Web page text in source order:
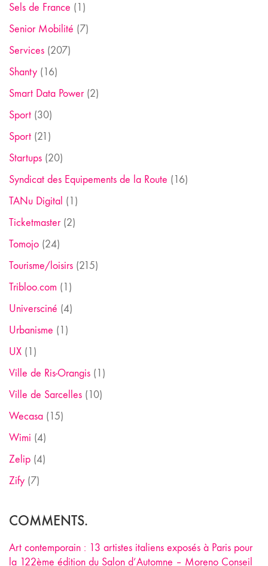
Sels de France (1)
Senior Mobilité (7)
Services (207)
Shanty (16)
Smart Data Power(2)
Sport (30)
Sport (21)
Startups (20)
Syndicat des Equipements de la Route (16)
TANu Digital (1)
Ticketmaster(2)
Tomojo (24)
Tourisme/loisirs (215)
Tribloo.com (1)
Universciné (4)
Urbanisme (1)
UX (1)
Ville de Ris-Orangis (1)
Ville de Sarcelles (10)
Wecasa (15)
Wimi (4)
Zelip (4)
Zify (7)
COMMENTS.
Art contemporain : 13 artistes italiens exposés à Paris pour
la 122ème édition du Salon d’Automne – Moreno Conseil